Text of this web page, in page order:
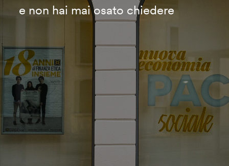
e non hai mai osato chiedere